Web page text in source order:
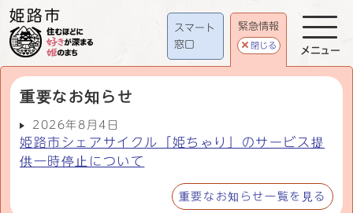
スマート
窓口
緊急情報
閉じる
重要なお知らせ
2026年8月4日
姫路市シェアサイクル「姫ちゃり」のサービス提
供一時停止について
重要なお知らせ一覧を見る
メニュー